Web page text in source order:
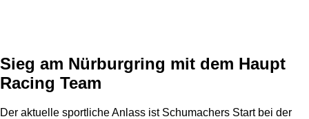
Sieg am Nürburgring mit dem Haupt
Racing Team
Der aktuelle sportliche Anlass ist Schumachers Start bei der